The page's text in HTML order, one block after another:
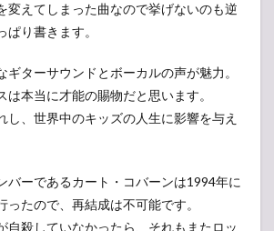
変えてしまった曲なので挙げないのも逆
り書きます。
ギターサウンドとボーカルの声が魅力。
は本当に才能の賜物だと思います。
し、世界中のキッズの人生に影響を与え
バーであるカート・コバーンは1994年に
ったので、再結成は不可能です。
自殺していなかったら、それもまたロッ